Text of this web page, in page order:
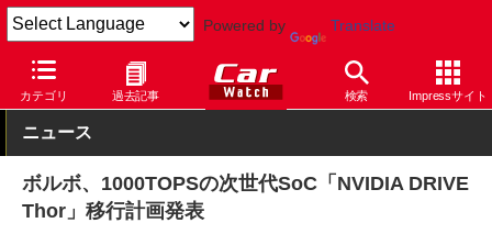
Powered by Translate
カテゴリ 過去記事 検索 Impressサイト
Car Watch 自動車 ボルボ
ニュース
ボルボ、1000TOPSの次世代SoC「NVIDIA DRIVE
Thor」移行計画発表